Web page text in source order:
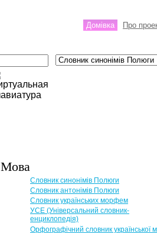
Домівка Про
Мова
Словник синонімів Полюги
Словник антонімів Полюги
Словник українських морфем
УСЕ (Універсальний словник-
енциклопедія)
Орфографічний словник української